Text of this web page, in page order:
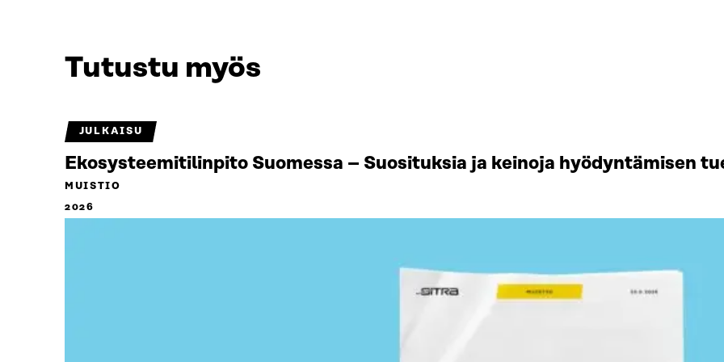
Tutustu myös
JULKAISU
Ekosysteemitilinpito Suomessa – Suosituksia ja keinoja hyödyntämisen
MUISTIO
2026